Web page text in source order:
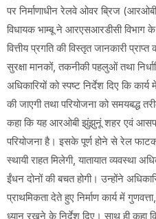
पर निर्माणाधीन रेलवे ओवर ब्रिज
विधायक भाम्बू ने आरएसआरडीसी विभाग के
वित्तीय प्रगति की विस्तृत जानकारी प्राप्त
सुरक्षा मानकों, तकनीकी पहलुओं तथा
अधिकारियों को स्पष्ट निर्देश दिए कि कार्य
की जाएगी तथा परियोजना को समयबद्ध
कहा कि यह आरओबी झुंझुनूं शहर एवं
परियोजना है। इसके पूर्ण होने से रेल
स्थायी राहत मिलेगी, यातायात व्यवस्था
ईंधन दोनों की बचत होगी। उन्होंने
प्राथमिकता देते हुए निर्माण कार्य में
ध्यान रखने के निर्देश दिए। साथ ही कहा